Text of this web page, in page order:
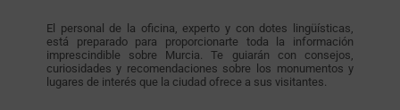
El personal de la oficina, experto y con dotes lingüísticas,
está preparado para proporcionarte toda la información
imprescindible sobre Murcia. Te guiarán con consejos,
curiosidades y recomendaciones sobre los monumentos y
lugares de interés que la ciudad ofrece a sus visitantes.